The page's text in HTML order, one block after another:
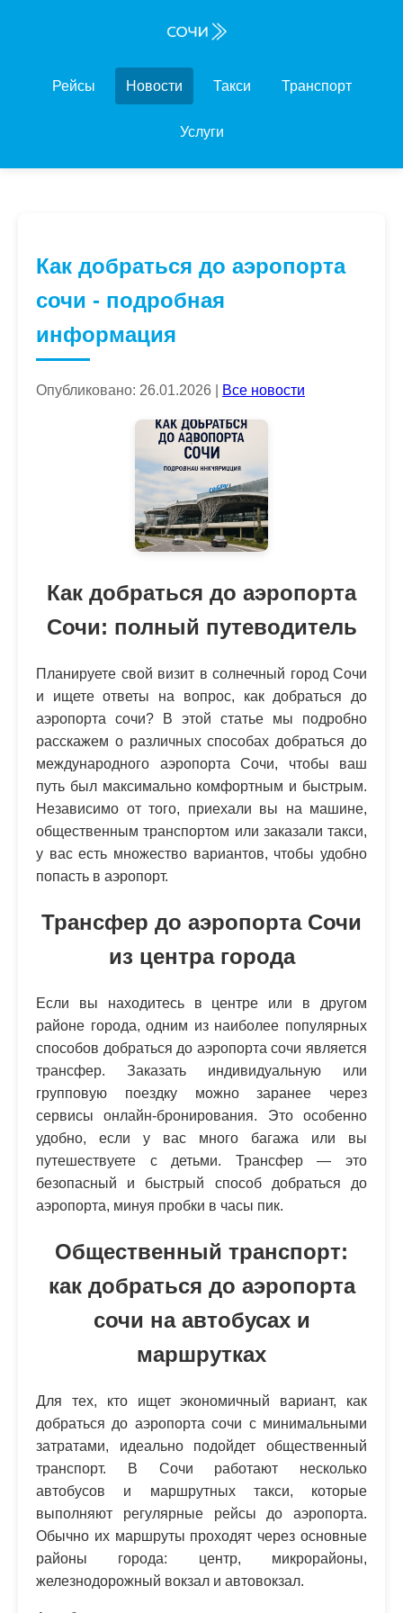
Рейсы Новости Такси Транспорт
Услуги
Как добраться до аэропорта
сочи - подробная
информация
Опубликовано: 26.01.2026 | Все новости
Как добраться до аэропорта
Сочи: полный путеводитель
Планируете свой визит в солнечный город Сочи
и ищете ответы на вопрос, как добраться до
аэропорта сочи? В этой статье мы подробно
расскажем о различных способах добраться до
международного аэропорта Сочи, чтобы ваш
путь был максимально комфортным и быстрым.
Независимо от того, приехали вы на машине,
общественным транспортом или заказали такси,
у вас есть множество вариантов, чтобы удобно
попасть в аэропорт.
Трансфер до аэропорта Сочи
из центра города
Если вы находитесь в центре или в другом
районе города, одним из наиболее популярных
способов добраться до аэропорта сочи является
трансфер. Заказать индивидуальную или
групповую поездку можно заранее через
сервисы онлайн-бронирования. Это особенно
удобно, если у вас много багажа или вы
путешествуете с детьми. Трансфер — это
безопасный и быстрый способ добраться до
аэропорта, минуя пробки в часы пик.
Общественный транспорт:
как добраться до аэропорта
сочи на автобусах и
маршрутках
Для тех, кто ищет экономичный вариант, как
добраться до аэропорта сочи с минимальными
затратами, идеально подойдет общественный
транспорт. В Сочи работают несколько
автобусов и маршрутных такси, которые
выполняют регулярные рейсы до аэропорта.
Обычно их маршруты проходят через основные
районы города: центр, микрорайоны,
железнодорожный вокзал и автовокзал.